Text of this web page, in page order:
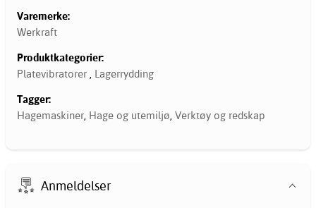
Varemerke:
Werkraft
Produktkategorier:
Platevibratorer , Lagerrydding
Tagger:
Hagemaskiner, Hage og utemiljø, Verktøy og redskap
Anmeldelser